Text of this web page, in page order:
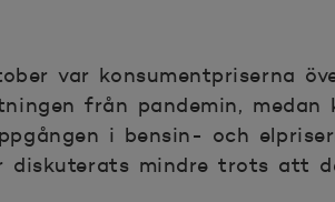
var konsumentpriserna
från pandemin, medan
i bensin- och
diskuterats mindre trots att